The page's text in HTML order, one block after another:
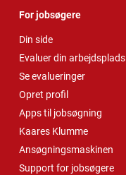
For jobsøgere
Din side
Evaluer din arbejdsplads
Se evalueringer
Opret profil
Apps til jobsøgning
Kaares Klumme
Ansøgningsmaskinen
Support for jobsøgere